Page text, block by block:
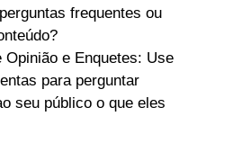
frequentes ou
Opinião e Enquetes: Use
para perguntar
seu público o que eles